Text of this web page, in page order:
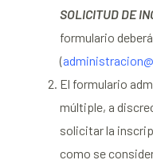
SOLICITUD DE
formulario
(
El formulario
múltiple, a
solicitar la
como se